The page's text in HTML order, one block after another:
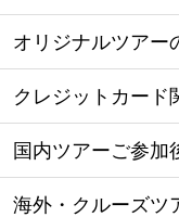
オリジナルツアー
クレジットカード
国内ツアーご参加
海外・クルーズツ